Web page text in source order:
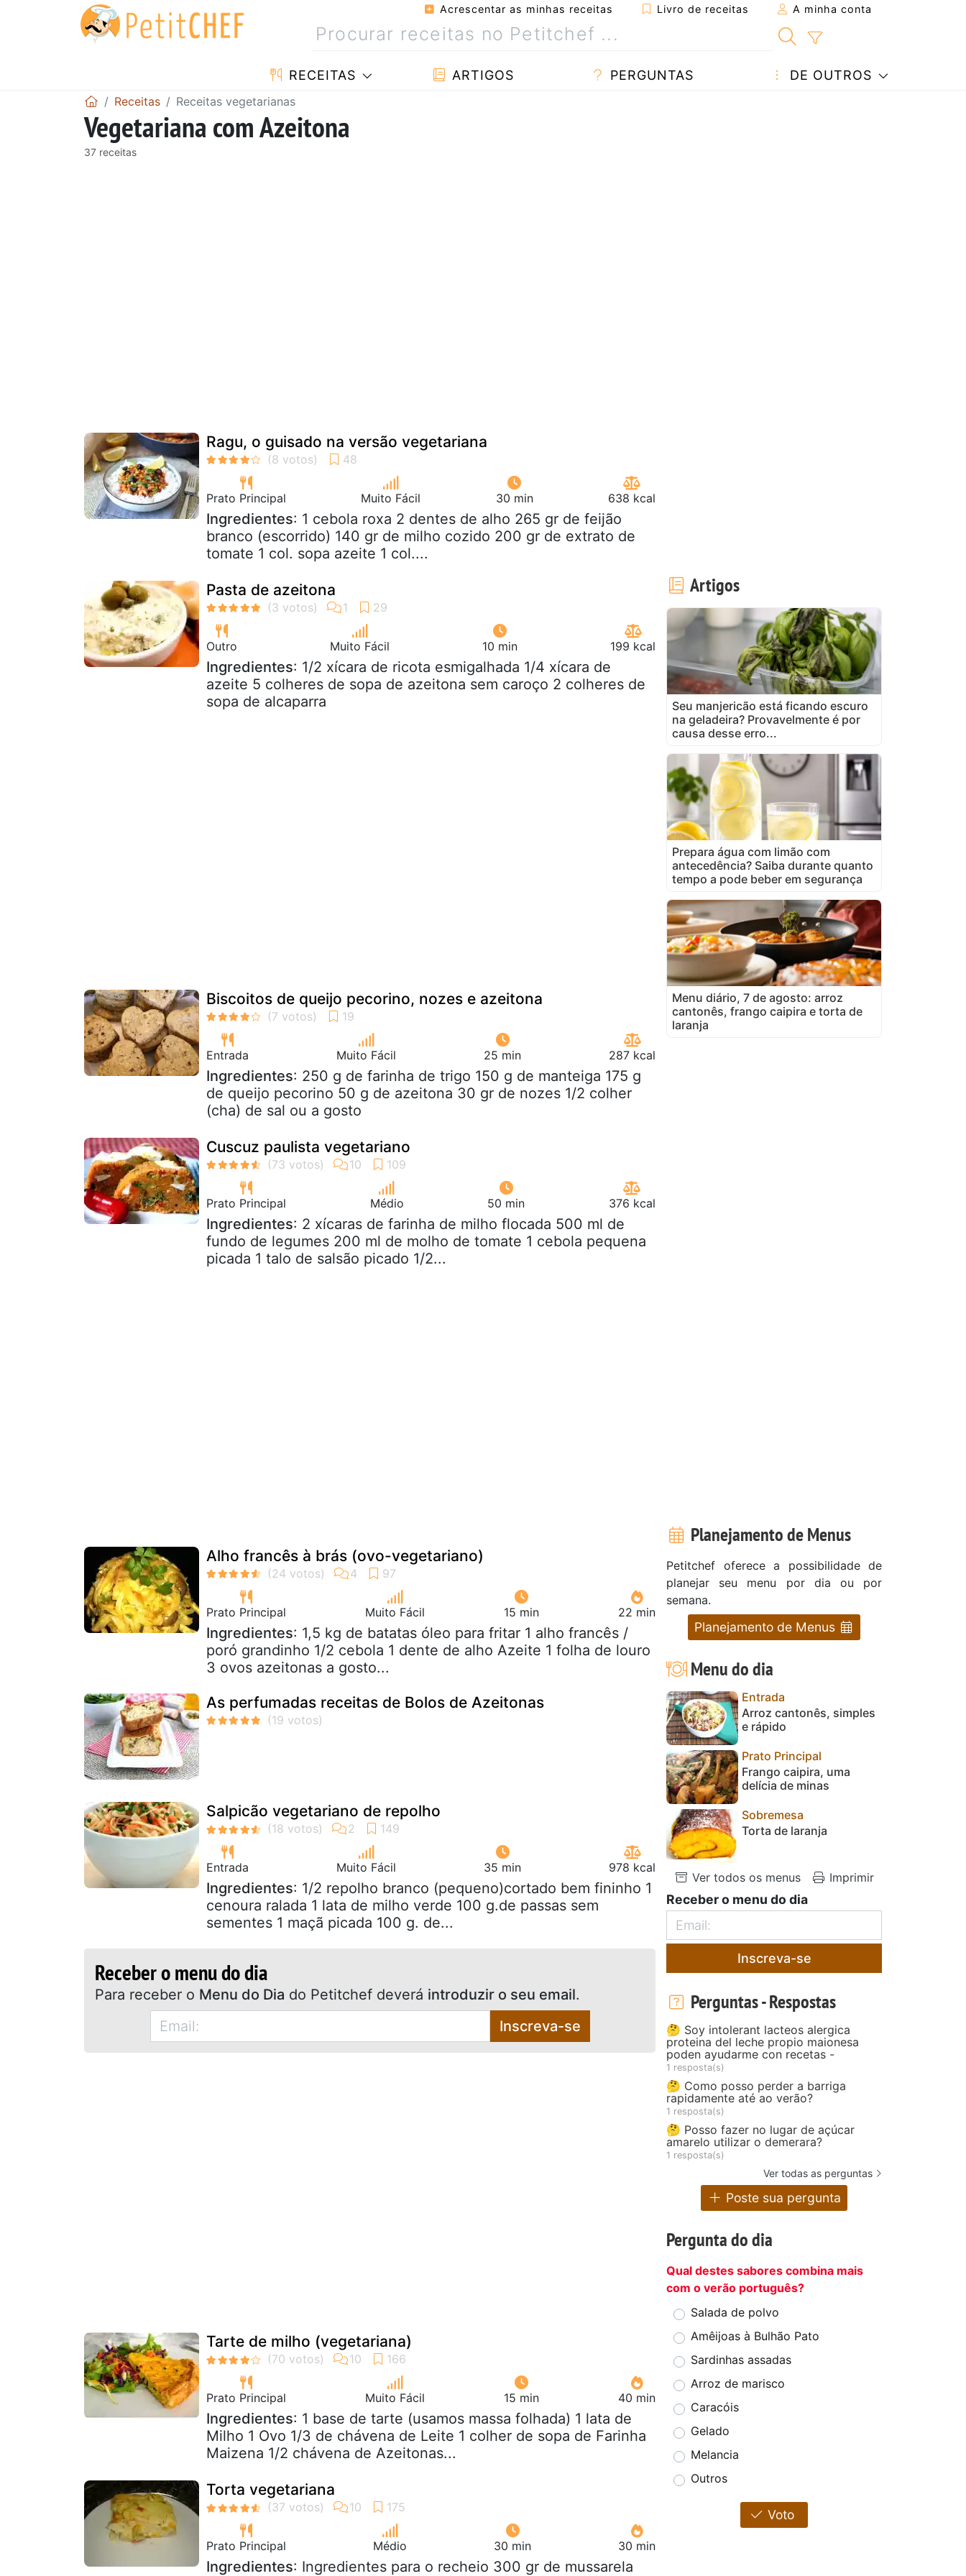
Acrescentar as minhas receitas Livro de receitas A minha conta
RECEITAS ARTIGOS PERGUNTAS DE OUTROS
Receitas Receitas vegetarianas
Vegetariana com Azeitona
37 receitas
Ragu, o guisado na versão vegetariana
Prato Principal Muito Fácil 30 min 638 kcal
Ingredientes: 1 cebola roxa 2 dentes de alho 265 gr de feijão
branco (escorrido) 140 gr de milho cozido 200 gr de extrato de
tomate 1 col. sopa azeite 1 col....
Pasta de azeitona
Outro Muito Fácil 10 min 199 kcal
Ingredientes: 1/2 xícara de ricota esmigalhada 1/4 xícara de
azeite 5 colheres de sopa de azeitona sem caroço 2 colheres de
sopa de alcaparra
Biscoitos de queijo pecorino, nozes e azeitona
Entrada Muito Fácil 25 min 287 kcal
Ingredientes: 250 g de farinha de trigo 150 g de manteiga 175 g
de queijo pecorino 50 g de azeitona 30 gr de nozes 1/2 colher
(cha) de sal ou a gosto
Cuscuz paulista vegetariano
Prato Principal Médio 50 min 376 kcal
Ingredientes: 2 xícaras de farinha de milho flocada 500 ml de
fundo de legumes 200 ml de molho de tomate 1 cebola pequena
picada 1 talo de salsão picado 1/2...
Alho francês à brás (ovo-vegetariano)
Prato Principal Muito Fácil 15 min 22 min
Ingredientes: 1,5 kg de batatas óleo para fritar 1 alho francês /
poró grandinho 1/2 cebola 1 dente de alho Azeite 1 folha de louro
3 ovos azeitonas a gosto...
As perfumadas receitas de Bolos de Azeitonas
Salpicão vegetariano de repolho
Entrada Muito Fácil 35 min 978 kcal
Ingredientes: 1/2 repolho branco (pequeno)cortado bem fininho 1
cenoura ralada 1 lata de milho verde 100 g.de passas sem
sementes 1 maçã picada 100 g. de...
Receber o menu do dia
Para receber o Menu do Dia do Petitchef deverá introduzir o seu email.
Inscreva-se
Tarte de milho (vegetariana)
Prato Principal Muito Fácil 15 min 40 min
Ingredientes: 1 base de tarte (usamos massa folhada) 1 lata de
Milho 1 Ovo 1/3 de chávena de Leite 1 colher de sopa de Farinha
Maizena 1/2 chávena de Azeitonas...
Torta vegetariana
Prato Principal Médio 30 min 30 min
Ingredientes: Ingredientes para o recheio 300 gr de mussarela
Artigos
Seu manjericão está ficando escuro
na geladeira? Provavelmente é por
causa desse erro...
Prepara água com limão com
antecedência? Saiba durante quanto
tempo a pode beber em segurança
Menu diário, 7 de agosto: arroz
cantonês, frango caipira e torta de
laranja
Planejamento de Menus
Petitchef oferece a possibilidade de
planejar seu menu por dia ou por
semana.
Planejamento de Menus
Menu do dia
Entrada
Arroz cantonês, simples
e rápido
Prato Principal
Frango caipira, uma
delícia de minas
Sobremesa
Torta de laranja
Ver todos os menus Imprimir
Receber o menu do dia
Inscreva-se
Perguntas - Respostas
🤔 Soy intolerant lacteos alergica
proteina del leche propio maionesa
poden ayudarme con recetas -
1 resposta(s)
🤔 Como posso perder a barriga
rapidamente até ao verão?
1 resposta(s)
🤔 Posso fazer no lugar de açúcar
amarelo utilizar o demerara?
1 resposta(s)
Ver todas as perguntas
Poste sua pergunta
Pergunta do dia
Qual destes sabores combina mais
com o verão português?
Salada de polvo
Amêijoas à Bulhão Pato
Sardinhas assadas
Arroz de marisco
Caracóis
Gelado
Melancia
Outros
Voto